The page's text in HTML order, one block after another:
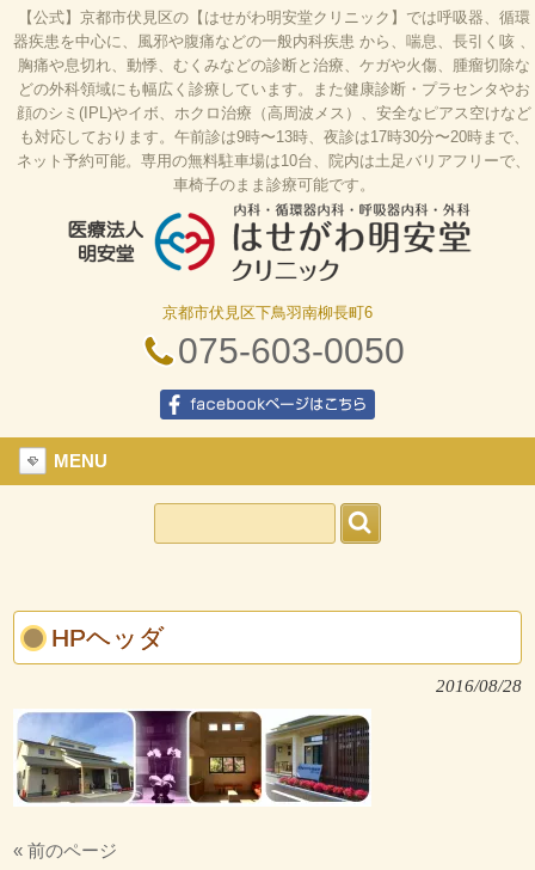
【公式】京都市伏見区の【はせがわ明安堂クリニック】では呼吸器、循環
器疾患を中心に、風邪や腹痛などの一般内科疾患 から、喘息、長引く咳 、
胸痛や息切れ、動悸、むくみなどの診断と治療、ケガや火傷、腫瘤切除な
どの外科領域にも幅広く診療しています。また健康診断・プラセンタやお
顔のシミ(IPL)やイボ、ホクロ治療（高周波メス）、安全なピアス空けなど
も対応しております。午前診は9時〜13時、夜診は17時30分〜20時まで、
ネット予約可能。専用の無料駐車場は10台、院内は土足バリアフリーで、
車椅子のまま診療可能です。
はせがわ明安堂クリニックの公式HP、京都市伏見
区の内科、呼吸器科、循環器科、外科の診療、オン
ライン診療、駐車場10台、web予約、バリアフリ
ー、プラセンタ
京都市伏見区下鳥羽南柳長町6
075-603-0050
MENU
HPヘッダ
2016/08/28
« 前のページ